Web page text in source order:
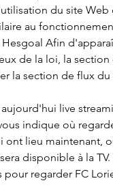
du site
au
Afin
de la loi, la
la section de flux du
live
indique où
ont lieu maintenant,
disponible à la
regarder FC